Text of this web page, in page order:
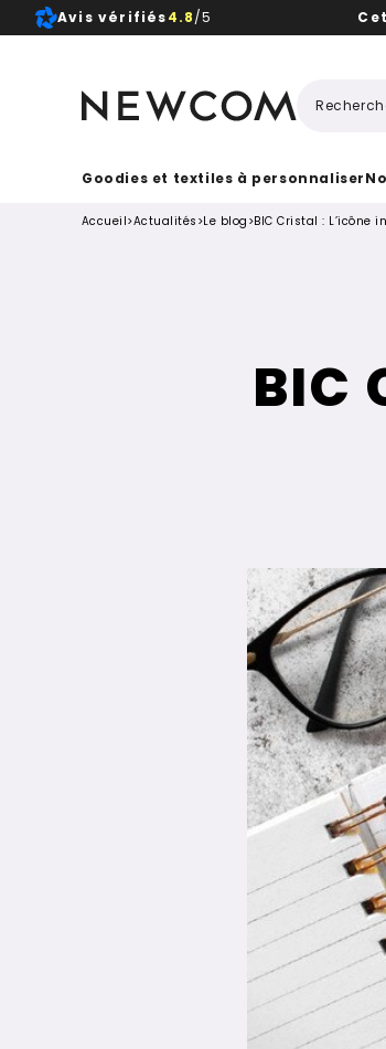
Avis vérifiés4.8/5
Goodies et textiles à personnaliser
Accueil>Actualités >Le blog >BIC Cristal : L’icône
BIC